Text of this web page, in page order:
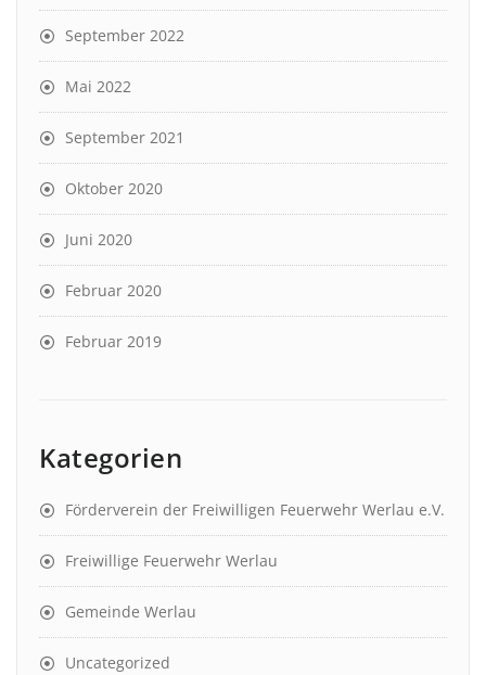
September 2022
Mai 2022
September 2021
Oktober 2020
Juni 2020
Februar 2020
Februar 2019
Kategorien
Förderverein der Freiwilligen Feuerwehr Werlau e.V.
Freiwillige Feuerwehr Werlau
Gemeinde Werlau
Uncategorized